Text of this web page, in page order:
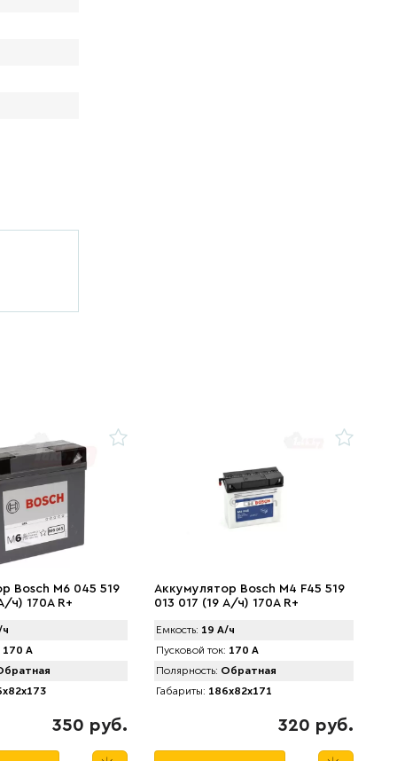
Bosch M6 045 519
ч) 170A R+
170 А
350 руб.
Аккумулятор Bosch M4 F45 519
013 017 (19 А/ч) 170A R+
Емкость: 19 А/ч
Пусковой ток: 170 А
Полярность: Обратная
Габариты: 186x82x171
320 руб.